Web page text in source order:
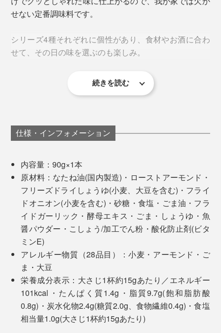
といっしょに、ご飯にのっければ、「白身魚のサクサク
しょうゆアーモンド丼」に。
どちらもカンタンなのに、一品だけで、ごちそうになり
ます。
おもしろい使い方として、パンやご飯、パスタといっ
た、主食にかけてもおいしい！
凍らせた後も、真空乾燥させていく過程で、溶けてしま
イしょうゆは、完成しました。
プ。しょうゆもろみは、しょうゆを搾る前のペースト
状、つまり、“しょうゆの素”です。
発酵させた大豆や小麦がそのまま残っているので、普通
のしょうゆとくらべて、風味が濃厚で、奥深い味わ
い……しょうゆをつくる蔵元しか知らなかった味を、活
かしているので、新鮮な味わいです。
このフリーズドライしょうゆに、近年、注目を集めてい
せない定番調味料です。
シリーズ4種それぞれに個性があり、食材やお酒に合わ
せて、その日の味を選ぶのも楽しみ。
「ペッパー＆スモーク」は、ビールやハイボールにぴっ
たり。燻製の香りとこしょうのパンチで、ヘルシー食材
もわんぱくな味わいに。そのままつまんでお酒のおとも
にも。
「塩糀レモン・カシューナッツ」には、白ワインやスパ
ークリングワインを。レモンの爽やかさと旨味が同時に
くるので、暑い時期でも食欲をそそります。
続きを読む
仕様・インフォメーション
内容量：90g×1本
原材料：なたね油(国内製造)・ローストアーモンド・
フリーズドライしょうゆ(小麦、大豆を含む)・フライ
ドオニオン(小麦を含む)・砂糖・食塩・ごま油・フラ
イドガーリック・酵母エキス・ごま・しょうゆ・魚
醤パウダー・こしょう/加工でん粉・酸化防止剤(ビタ
ミンE)
アレルギー物質（28品目）：小麦・アーモンド・ご
ま・大豆
栄養成分表示：大さじ1杯約15gあたり／エネルギー
101kcal・たんぱく質1.4g・脂質9.7g(飽和脂肪酸
0.8g)・炭水化物2.4g(糖質2.0g、食物繊維0.4g)・食塩
相当量1.0g(大さじ1杯約15gあたり)